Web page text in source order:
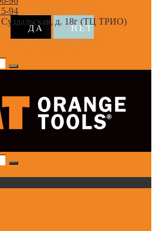
94
Суздальская, д. 18г (ТЦ ТРИО)